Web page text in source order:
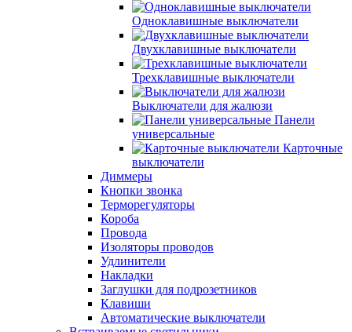
Одноклавишные выключатели
Двухклавишные выключатели
Трехклавишные выключатели
Выключатели для жалюзи
Панели
универсальные
Карточные
выключатели
Диммеры
Кнопки звонка
Терморегуляторы
Короба
Провода
Изоляторы проводов
Удлинители
Накладки
Заглушки для подрозетников
Клавиши
Автоматические выключатели